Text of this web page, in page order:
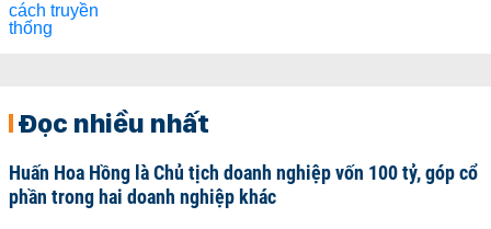
Đọc nhiều nhất
Huấn Hoa Hồng là Chủ tịch doanh nghiệp vốn 100 tỷ, góp cổ
phần trong hai doanh nghiệp khác